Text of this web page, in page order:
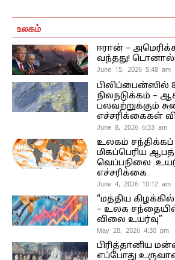
உலகம்
ஈரான் – அமெரிக்க
வந்தது! டொனால்ட்
June 15, 2026 5:48 am
பிலிப்பைன்ஸில்
நிலநடுக்கம் –
பலவற்றுக்கும்
எச்சரிக்கைகள்
June 8, 2026 6:33 am
உலகம்
மிகப்பெரிய
வெப்பநிலை
எச்சரிக்கை
June 4, 2026 10:12 am
“மத்திய
– உலக
விலை உயர்வு”
May 28, 2026 4:30 pm
பிரித்தானிய
எப்போது